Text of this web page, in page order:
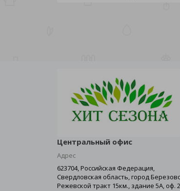
Центральный офис
Адрес
623704, Российская Федерация,
Свердловская область, город
Режевской тракт 15км., здание 5А, оф.